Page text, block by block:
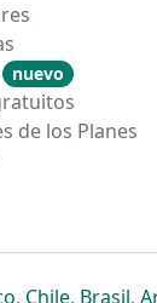
nuevo
de los Planes
pestaña
en una nueva
se abre en una
, Chilese abre
, Brasilse
,